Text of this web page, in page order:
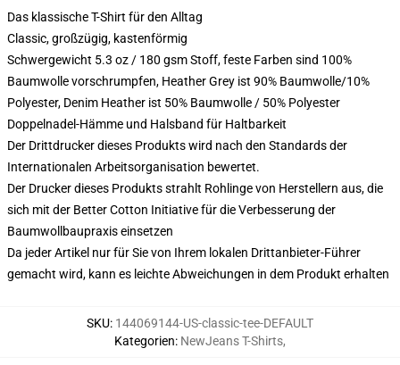
Das klassische T-Shirt für den Alltag
Classic, großzügig, kastenförmig
Schwergewicht 5.3 oz / 180 gsm Stoff, feste Farben sind 100%
Baumwolle vorschrumpfen, Heather Grey ist 90% Baumwolle/10%
Polyester, Denim Heather ist 50% Baumwolle / 50% Polyester
Doppelnadel-Hämme und Halsband für Haltbarkeit
Der Drittdrucker dieses Produkts wird nach den Standards der
Internationalen Arbeitsorganisation bewertet.
Der Drucker dieses Produkts strahlt Rohlinge von Herstellern aus, die
sich mit der Better Cotton Initiative für die Verbesserung der
Baumwollbaupraxis einsetzen
Da jeder Artikel nur für Sie von Ihrem lokalen Drittanbieter-Führer
gemacht wird, kann es leichte Abweichungen in dem Produkt erhalten
SKU: 144069144-US-classic-tee-DEFAULT
Kategorien: NewJeans T-Shirts,